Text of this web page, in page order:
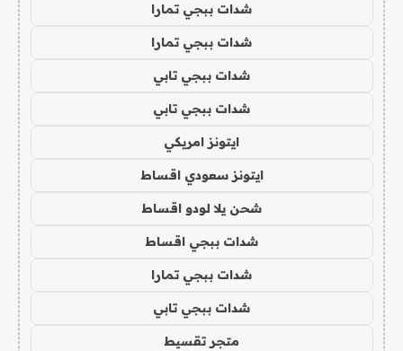
شدات ببجي تمارا
شدات ببجي تمارا
شدات ببجي تابي
شدات ببجي تابي
ايتونز امريكي
ايتونز سعودي اقساط
شحن يلا لودو اقساط
شدات ببجي اقساط
شدات ببجي تمارا
شدات ببجي تابي
متجر تقسيط